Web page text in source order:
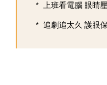
上班看電腦 眼睛
追劇追太久 護眼